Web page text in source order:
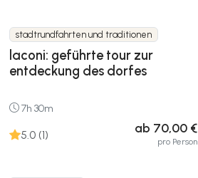
stadtrundfahrten und traditionen
laconi: geführte tour zur
entdeckung des dorfes
7h 30m
5.0 (1) ab 70,00 €
pro Person